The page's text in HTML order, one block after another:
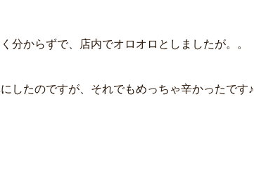
分からずで、店内でオロオロとしましたが。。
したのですが、それでもめっちゃ辛かったです♪